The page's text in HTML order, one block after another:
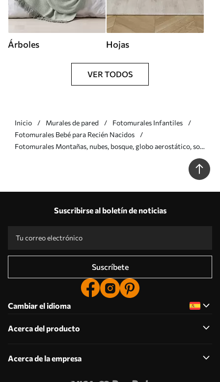
Árboles Hojas
VER TODOS
Inicio Murales de pared
Fotomurales Infantiles
Fotomurales Bebé para Recién Nacidos
Fotomurales Montañas, nubes, bosque, globo aerostático, sol
Suscribirse al boletín de noticias
Suscríbete
Cambiar el idioma
Acerca del producto
Acerca de la empresa